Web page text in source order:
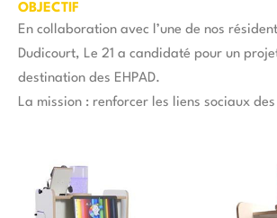
OBJECTIF
En collaboration avec l’une de nos
Dudicourt, Le 21 a candidaté pour un
destination des EHPAD.
La mission : renforcer les liens sociaux